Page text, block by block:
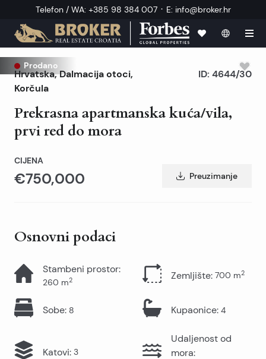
Telefon / WA: +385 98 384 007 · E: info@broker.hr
Prodano
Hrvatska,Dalmacija otoci,
Korčula
Prekrasna apartmanska kuća/vila,
prvi red do mora
ID: 4644/30
CIJENA
€750,000 Preuzimanje
Osnovni podaci
Stambeni prostor:
260 m2 Zemljište: 700 m2
Sobe: 8 Kupaonice: 4
Katovi: 3
Udaljenost od
mora: